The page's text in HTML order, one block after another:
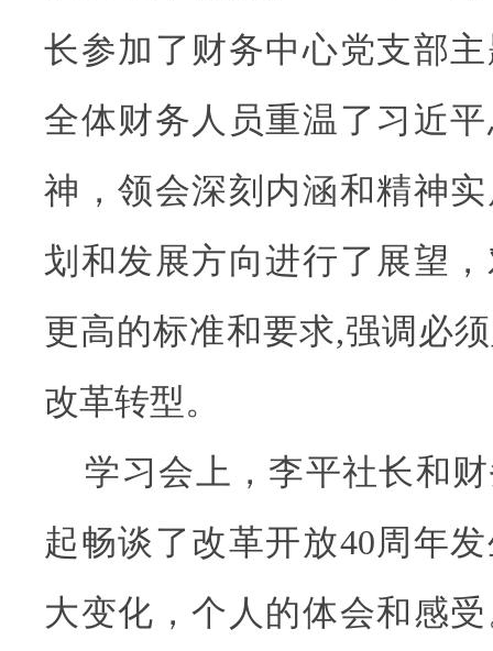
长参加了财务中心党支部
全体财务人员重温了习近
神，领会深刻内涵和精神
划和发展方向进行了展望
更高的标准和要求,强调必
改革转型。
学习会上，李平社长和
起畅谈了改革开放40周年
大变化，个人的体会和感